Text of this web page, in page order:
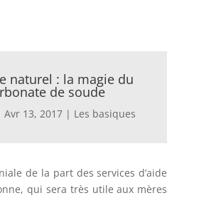
naturel : la magie du
de soude
Avr 13, 2017 | Les basiques
de la part des services d’aide
qui sera très utile aux mères